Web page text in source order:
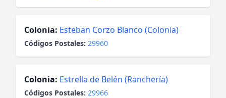
Colonia: Esteban Corzo Blanco (Colonia)
Códigos Postales: 29960
Colonia: Estrella de Belén (Ranchería)
Códigos Postales: 29966